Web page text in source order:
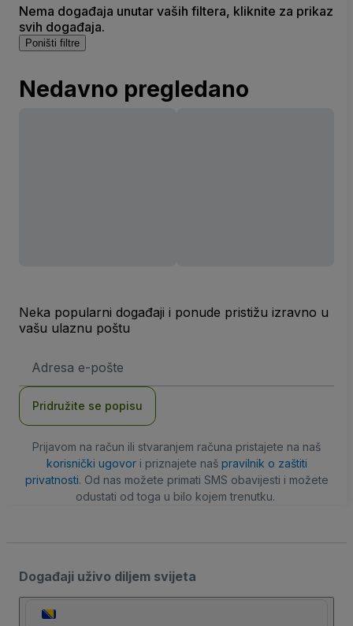
Nema događaja unutar vaših filtera, kliknite za prikaz
svih događaja.
Poništi filtre
Nedavno pregledano
Neka popularni događaji i ponude pristižu izravno u
vašu ulaznu poštu
mail
Pridružite se popisu
Prijavom na račun ili stvaranjem računa pristajete na naš
korisnički ugovori priznajete naš pravilnik o zaštiti
privatnosti. Od nas možete primati SMS obavijesti i možete
odustati od toga u bilo kojem trenutku.
Događaji uživo diljem svijeta